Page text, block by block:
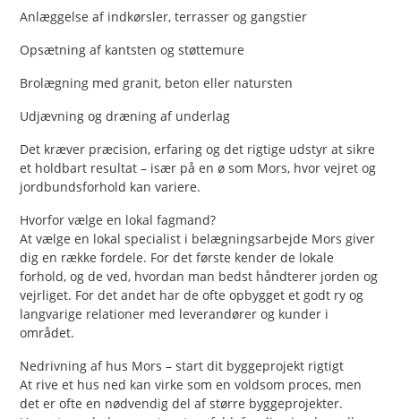
Anlæggelse af indkørsler, terrasser og gangstier
Opsætning af kantsten og støttemure
Brolægning med granit, beton eller natursten
Udjævning og dræning af underlag
Det kræver præcision, erfaring og det rigtige udstyr at sikre
et holdbart resultat – især på en ø som Mors, hvor vejret og
jordbundsforhold kan variere.
Hvorfor vælge en lokal fagmand?
At vælge en lokal specialist i belægningsarbejde Mors giver
dig en række fordele. For det første kender de lokale
forhold, og de ved, hvordan man bedst håndterer jorden og
vejrliget. For det andet har de ofte opbygget et godt ry og
langvarige relationer med leverandører og kunder i
området.
Nedrivning af hus Mors – start dit byggeprojekt rigtigt
At rive et hus ned kan virke som en voldsom proces, men
det er ofte en nødvendig del af større byggeprojekter.